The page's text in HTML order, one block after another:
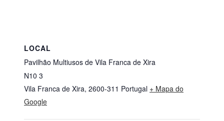
LOCAL
Pavilhão Multiusos de Vila Franca de Xira
N10 3
Vila Franca de Xira, 2600-311 Portugal + Mapa do
Google